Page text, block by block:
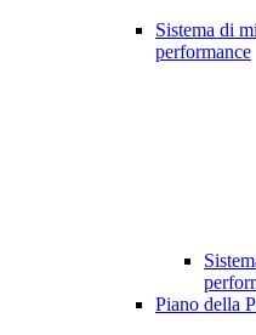
Sistema di
performance
Piano della